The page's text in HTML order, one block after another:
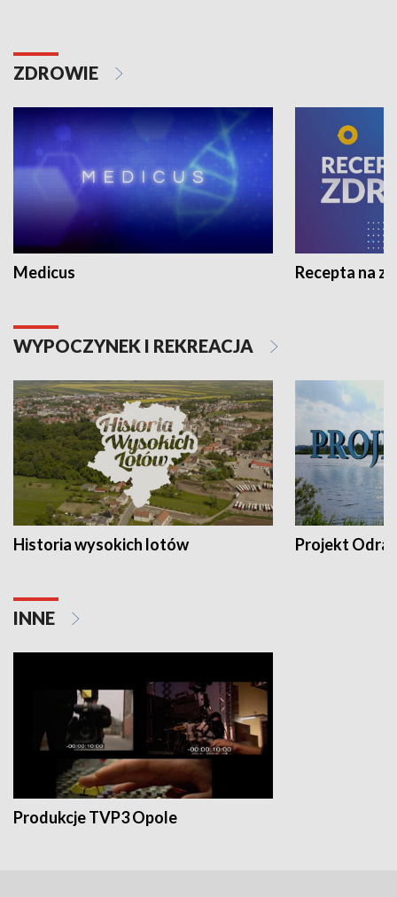
ZDROWIE
Medicus Recepta na
WYPOCZYNEK I REKREACJA
Historia wysokich lotów Projekt Odra
INNE
Produkcje TVP3 Opole